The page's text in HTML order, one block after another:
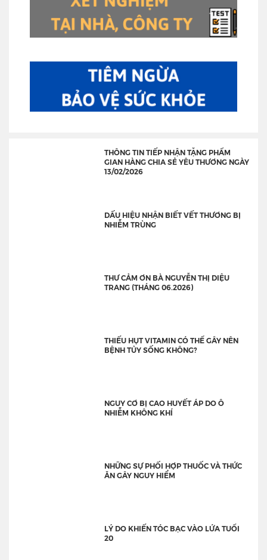
THÔNG TIN TIẾP NHẬN TẶNG PHẨM
GIAN HÀNG CHIA SẺ YÊU THƯƠNG NGÀY
13/02/2026
DẤU HIỆU NHẬN BIẾT VẾT THƯƠNG BỊ
NHIỄM TRÙNG
THƯ CẢM ƠN BÀ NGUYỄN THỊ DIỆU
TRANG (THÁNG 06.2026)
THIẾU HỤT VITAMIN CÓ THỂ GÂY NÊN
BỆNH TỦY SỐNG KHÔNG?
NGUY CƠ BỊ CAO HUYẾT ÁP DO Ô
NHIỄM KHÔNG KHÍ
NHỮNG SỰ PHỐI HỢP THUỐC VÀ THỨC
ĂN GÂY NGUY HIỂM
LÝ DO KHIẾN TÓC BẠC VÀO LỨA TUỔI
20